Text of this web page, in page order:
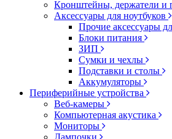
Кронштейны, держатели и
Аксессуары для ноутбуков
Прочие аксессуары
Блоки питания
ЗИП
Сумки и чехлы
Подставки и столы
Аккумуляторы
Периферийные устройства
Веб-камеры
Компьютерная акустика
Мониторы
Лампочки